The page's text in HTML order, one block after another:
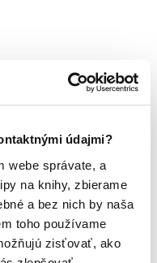
údajmi?
webe správate, a
na knihy, zbierame
a bez nich by naša
toho používame
zisťovať, ako